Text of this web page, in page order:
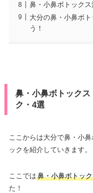
鼻・小鼻ボトック
大分の鼻・小鼻ボ
う！
鼻・小鼻ボトック
ク・4選
ここからは大分で鼻・小
ックを紹介していきます。
ここでは鼻・小鼻ボトッ
た！